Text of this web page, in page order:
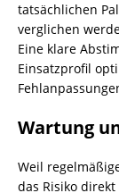
tatsächlichen
verglichen
Eine klare
Einsatzprofil
Wartung
Weil
das Risiko